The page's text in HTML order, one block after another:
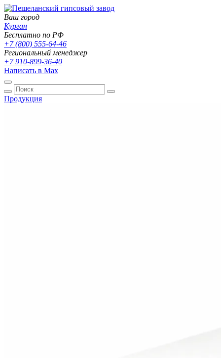
Ваш город
Курган
Бесплатно по РФ
+7 (800) 555-64-46
Региональный менеджер
+7 910-899-36-40
Написать в Max
Продукция